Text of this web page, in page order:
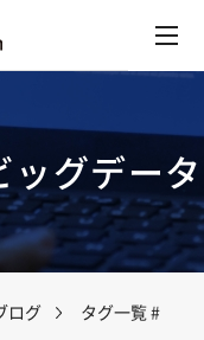
グデータ
ログ
タグ一覧 #